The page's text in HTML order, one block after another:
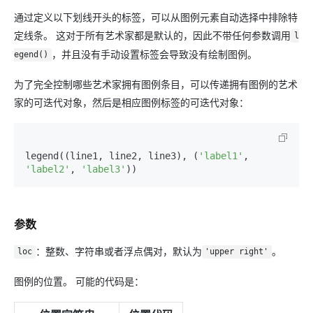
通过定义以下划线开头的标签，可以从图例元素自动选择中排除特
定线条。 这对于所有艺术家都是默认的，因此不带任何参数调用 l
egend()
，并且没有手动设置标签会导致没有绘制图例。
为了完全控制哪些艺术家拥有图例条目，可以传递拥有图例的艺术
家的可迭代对象，然后是相应图例标签的可迭代对象：
legend((line1, line2, line3), ( 'label1'
'label2' , 'label3' ))
参数
loc ：整数、字符串或者浮点偶对，默认为 'upper right' 。
图例的位置。 可能的代码是：